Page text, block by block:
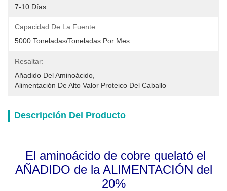
7-10 Días
Capacidad De La Fuente:
5000 Toneladas/toneladas Por Mes
Resaltar:
Añadido Del Aminoácido
Alimentación De Alto Valor Proteico Del Caballo
Descripción Del Producto
El aminoácido de cobre quelató el
AÑADIDO de la ALIMENTACIÓN del
20%